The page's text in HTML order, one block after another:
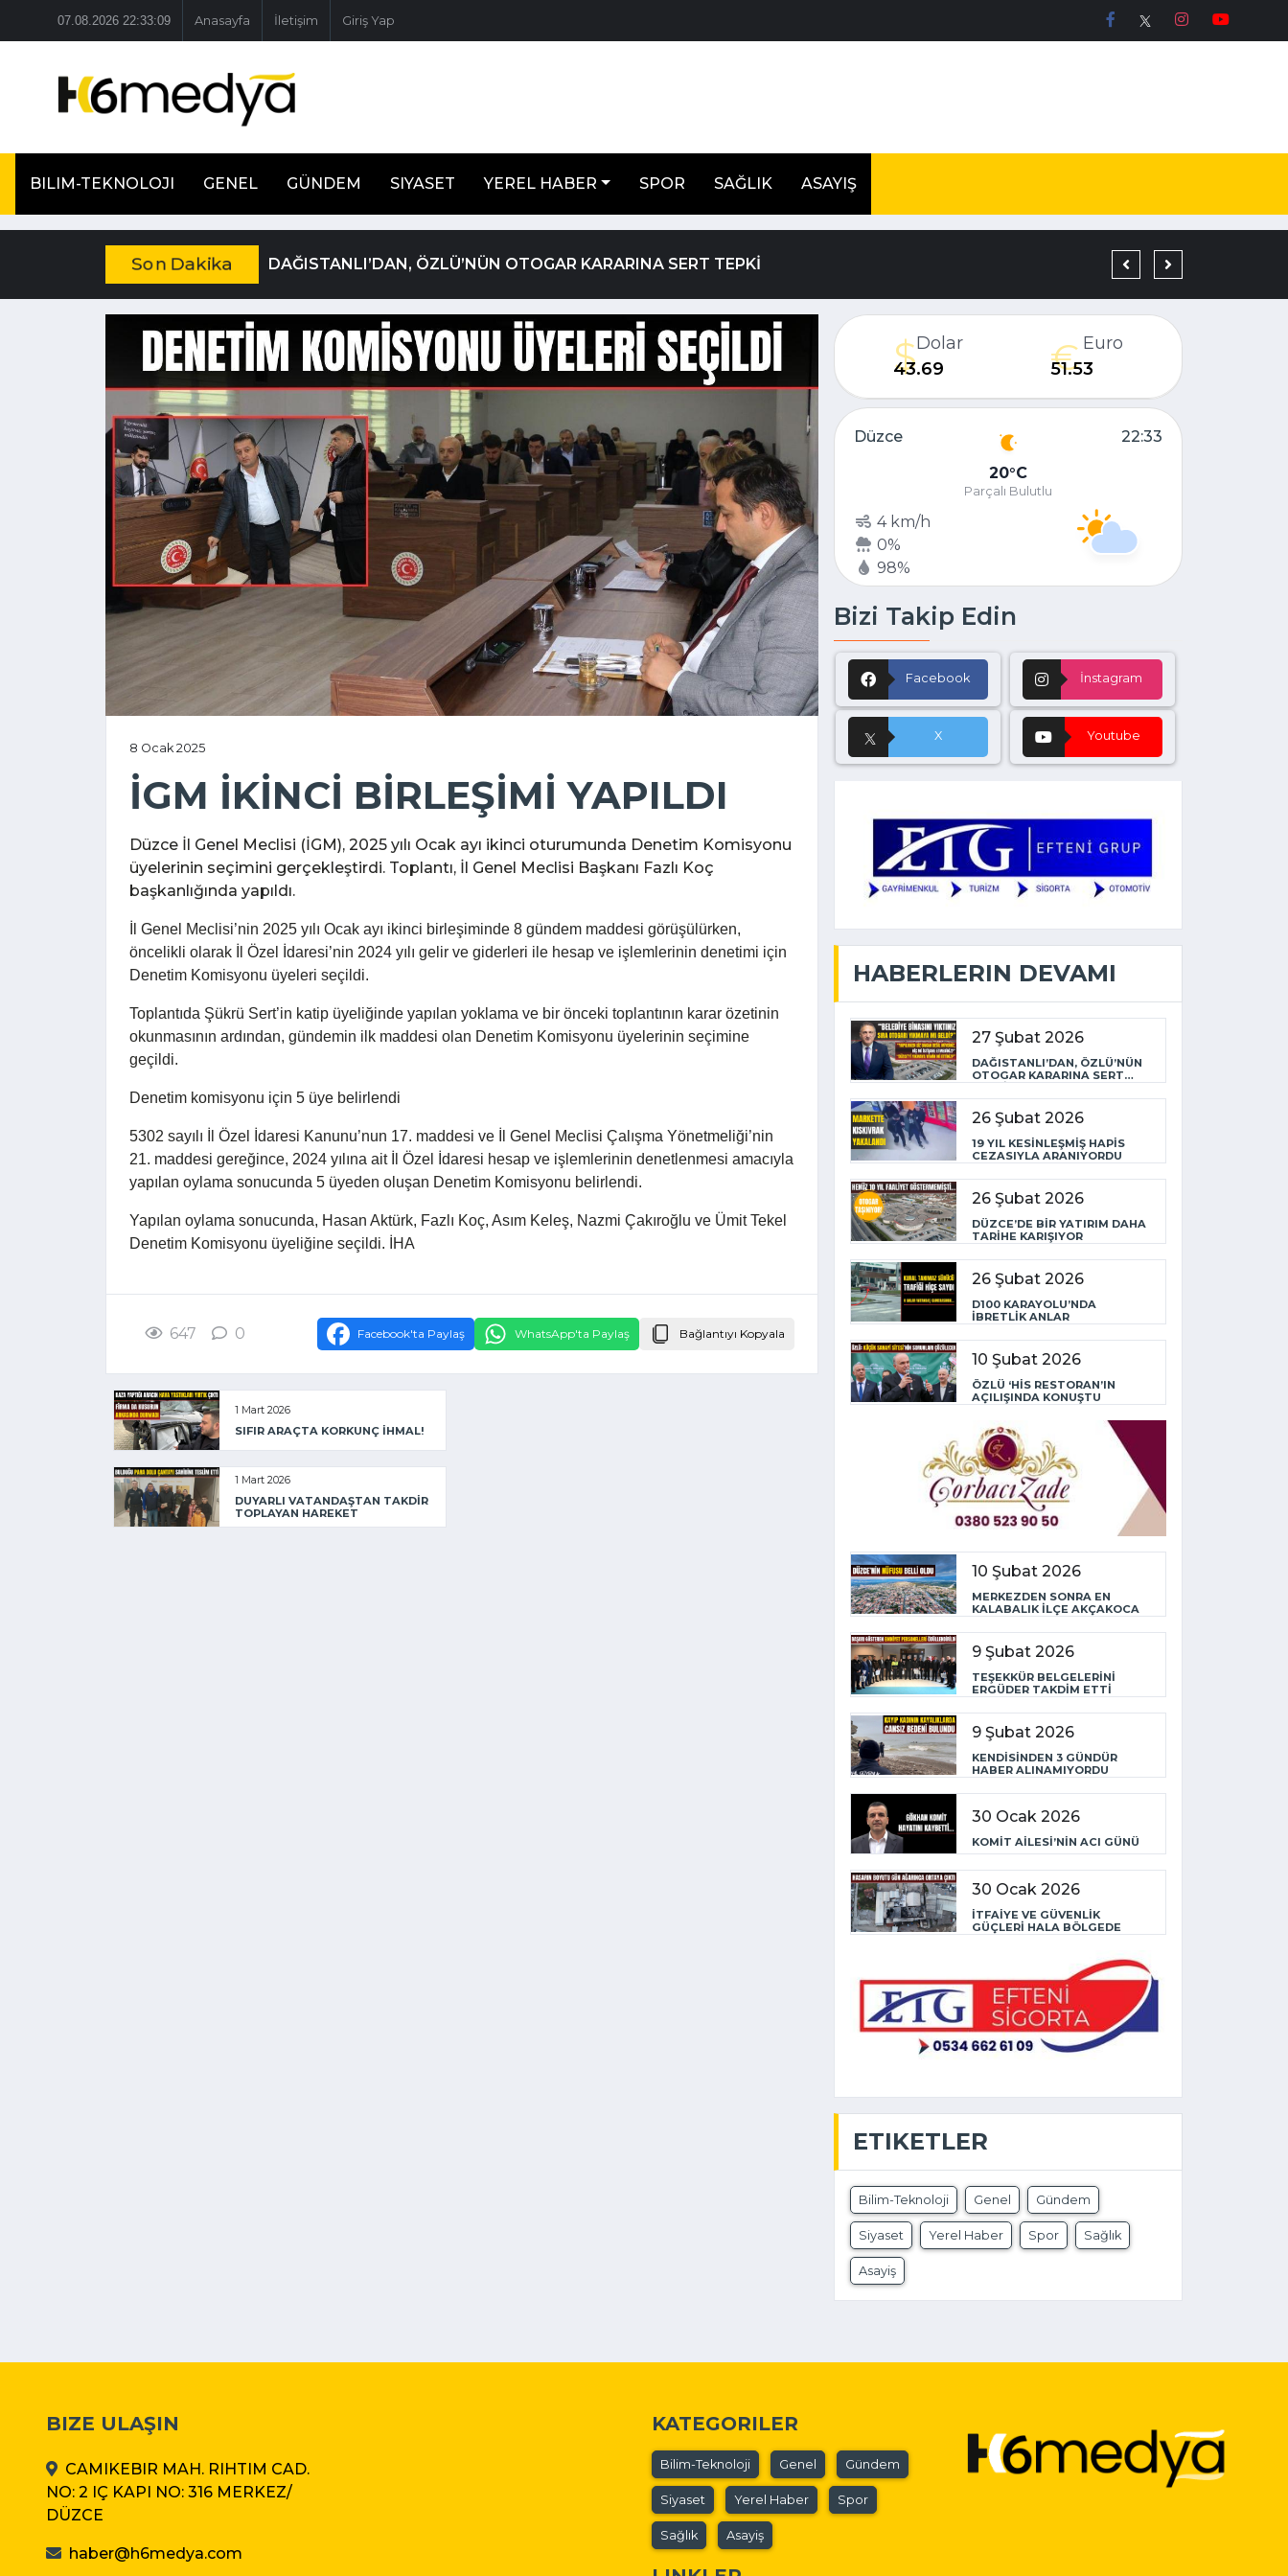
07.08.2026 22:33:10 Anasayfa İletişim Giriş Yap
BILIM-TEKNOLOJI GENEL GÜNDEM SIYASET YEREL HABER SPOR SAĞLIK ASAYIŞ
Son Dakika DAĞISTANLI’DAN, ÖZLÜ’NÜN OTOGAR KARARINA SERT TEPKİ 19 YIL KESİNLEŞMİŞ
8 Ocak 2025
İGM İKİNCİ BİRLEŞİMİ YAPILDI
Düzce İl Genel Meclisi (İGM), 2025 yılı Ocak ayı ikinci oturumunda Denetim Komisyonu
üyelerinin seçimini gerçekleştirdi. Toplantı, İl Genel Meclisi Başkanı Fazlı Koç
başkanlığında yapıldı.
İl Genel Meclisi’nin 2025 yılı Ocak ayı ikinci birleşiminde 8 gündem maddesi görüşülürken,
öncelikli olarak İl Özel İdaresi’nin 2024 yılı gelir ve giderleri ile hesap ve işlemlerinin denetimi için
Denetim Komisyonu üyeleri seçildi.
Toplantıda Şükrü Sert’in katip üyeliğinde yapılan yoklama ve bir önceki toplantının karar özetinin
okunmasının ardından, gündemin ilk maddesi olan Denetim Komisyonu üyelerinin seçimine
geçildi.
Denetim komisyonu için 5 üye belirlendi
5302 sayılı İl Özel İdaresi Kanunu’nun 17. maddesi ve İl Genel Meclisi Çalışma Yönetmeliği’nin
21. maddesi gereğince, 2024 yılına ait İl Özel İdaresi hesap ve işlemlerinin denetlenmesi amacıyla
yapılan oylama sonucunda 5 üyeden oluşan Denetim Komisyonu belirlendi.
Yapılan oylama sonucunda, Hasan Aktürk, Fazlı Koç, Asım Keleş, Nazmi Çakıroğlu ve Ümit Tekel
Denetim Komisyonu üyeliğine seçildi. İHA
647 0 Facebook'ta Paylaş WhatsApp'ta Paylaş Bağlantıyı Kopyala
1 Mart 2026
SIFIR ARAÇTA KORKUNÇ İHMAL!
1 Mart 2026
DUYARLI VATANDAŞTAN TAKDİR
TOPLAYAN HAREKET
Dolar
43.69
Euro
51.53
Düzce
22:33
20 C
Parçalı Bulutlu
4 km/h
0%
98%
Bizi Takip Edin
Facebook İnstagram
X Youtube
HABERLERIN DEVAMI
27 Şubat 2026
DAĞISTANLI’DAN, ÖZLÜ’NÜN
OTOGAR KARARINA SERT
TEPKİ
26 Şubat 2026
19 YIL KESİNLEŞMİŞ HAPİS
CEZASIYLA ARANIYORDU
26 Şubat 2026
DÜZCE’DE BİR YATIRIM DAHA
TARİHE KARIŞIYOR
26 Şubat 2026
D100 KARAYOLU’NDA
İBRETLİK ANLAR
10 Şubat 2026
ÖZLÜ ‘HİS RESTORAN’IN
AÇILIŞINDA KONUŞTU
10 Şubat 2026
MERKEZDEN SONRA EN
KALABALIK İLÇE AKÇAKOCA
9 Şubat 2026
TEŞEKKÜR BELGELERİNİ
ERGÜDER TAKDİM ETTİ
9 Şubat 2026
KENDİSİNDEN 3 GÜNDÜR
HABER ALINAMIYORDU
30 Ocak 2026
KOMİT AİLESİ’NİN ACI GÜNÜ
30 Ocak 2026
İTFAİYE VE GÜVENLİK
GÜÇLERİ HALA BÖLGEDE
ETIKETLER
Bilim-Teknoloji Genel Gündem
Siyaset Yerel Haber Spor Sağlık
Asayiş
BIZE ULAŞIN
CAMIKEBIR MAH. RIHTIM CAD.
NO: 2 IÇ KAPI NO: 316 MERKEZ/
DÜZCE
haber@h6medya.com
KATEGORILER
Bilim-Teknoloji Genel Gündem
Siyaset Yerel Haber Spor
Sağlık Asayiş